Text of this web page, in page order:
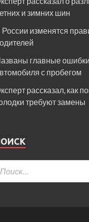
и зимних шин
России изменятся
главные
с пробегом
рассказал, как
требуют замены